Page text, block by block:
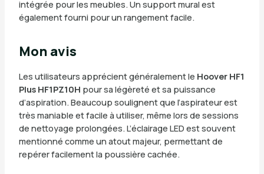
intégrée pour les meubles. Un support mural est
également fourni pour un rangement facile.
Mon avis
Les utilisateurs apprécient généralement le Hoover HF1
Plus HF1PZ10H pour sa légèreté et sa puissance
d’aspiration. Beaucoup soulignent que l’aspirateur est
très maniable et facile à utiliser, même lors de sessions
de nettoyage prolongées. L’éclairage LED est souvent
mentionné comme un atout majeur, permettant de
repérer facilement la poussière cachée.